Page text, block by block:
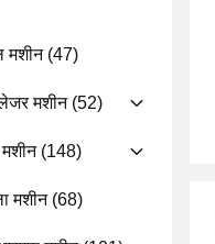
मशीन(47)
मशीन(52)
मशीन(148)
मशीन(68)